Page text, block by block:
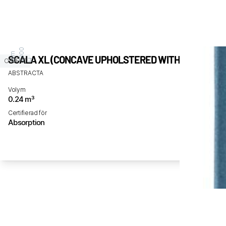
OBJEKT H 2
3
00 m
m
SCALA XL (CONCAVE UPHOLSTERED WITH FABRIC)
ABSTRACTA
Volym
0.24 m³
Certifierad för
Absorption